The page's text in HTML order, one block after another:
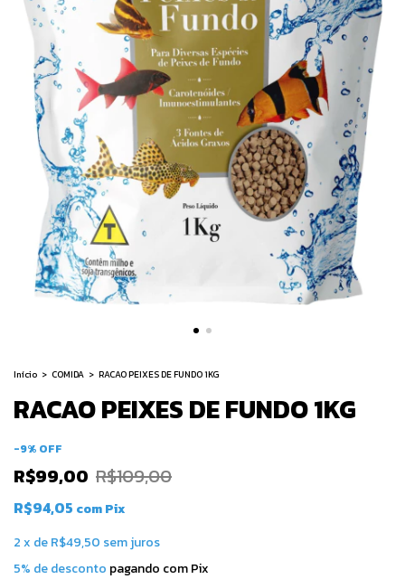
Início > COMIDA > RACAO PEIXES DE FUNDO 1KG
RACAO PEIXES DE FUNDO 1KG
-9% OFF
R$99,00 R$109,00
R$94,05 comPix
2x deR$49,50 sem juros
5% de desconto pagando com Pix